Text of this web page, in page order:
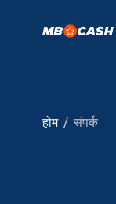
होम संपर्क